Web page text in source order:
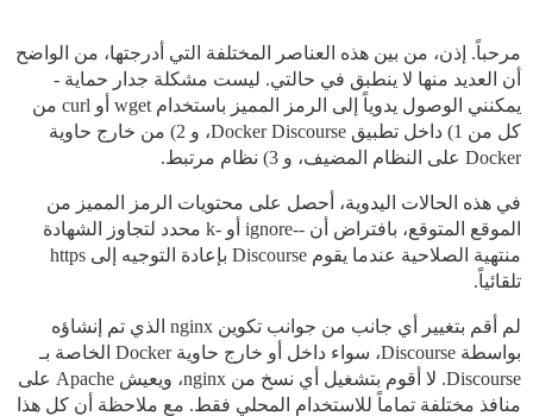
مرحباً. إذن، من بين هذه العناصر المختلفة التي أدرجتها، من الواضح
أن العديد منها لا ينطبق في حالتي. ليست مشكلة جدار حماية -
يمكنني الوصول يدوياً إلى الرمز المميز باستخدام wget أو curl من
كل من 1) داخل تطبيق Docker Discourse، و 2) من خارج حاوية
Docker على النظام المضيف، و 3) نظام مرتبط.
في هذه الحالات اليدوية، أحصل على محتويات الرمز المميز من
الموقع المتوقع، بافتراض أن --ignore أو -k محدد لتجاوز الشهادة
منتهية الصلاحية عندما يقوم Discourse بإعادة التوجيه إلى https
تلقائياً.
لم أقم بتغيير أي جانب من جوانب تكوين nginx الذي تم إنشاؤه
بواسطة Discourse، سواء داخل أو خارج حاوية Docker الخاصة بـ
Discourse. لا أقوم بتشغيل أي نسخ من nginx، ويعيش Apache على
منافذ مختلفة تماماً للاستخدام المحلي فقط. مع ملاحظة أن كل هذا